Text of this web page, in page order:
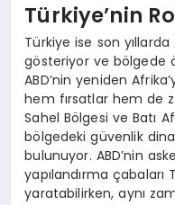
Türkiye’nin
Türkiye ise son
gösteriyor ve bölgede
ABD’nin yeniden
hem fırsatlar hem de
Sahel Bölgesi ve Batı
bölgedeki güvenlik
bulunuyor. ABD’nin
yapılandırma
yaratabilirken, aynı